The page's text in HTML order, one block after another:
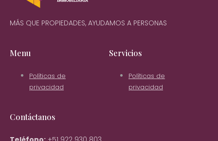
MÁS QUE PROPIEDADES, AYUDAMOS A PERSONAS
Menu
Políticas de
privacidad
Servicios
Políticas de
privacidad
Contáctanos